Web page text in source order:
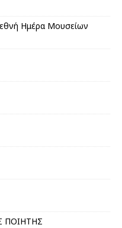
Ημέρα Μουσείων
ΠΟΙΗΤΗΣ